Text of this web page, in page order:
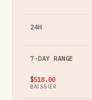
$518.00
BAISSIER